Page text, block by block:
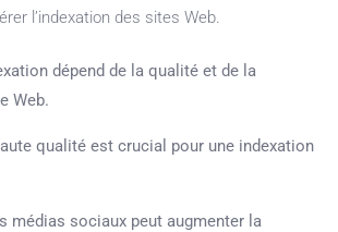
l’indexation des sites Web.
dépend de la qualité et de la
Web.
qualité est crucial pour une indexation
médias sociaux peut augmenter la